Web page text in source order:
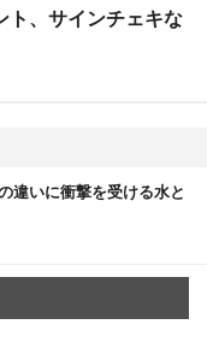
ト、サインチェキな
違いに衝撃を受ける水と